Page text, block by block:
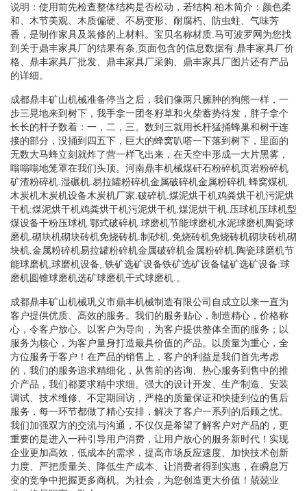
说明：使用前先检查整体结构是否松动，若结构.柏木简介：颜色柔
和、木节美观、木质偏硬、不易变形、耐腐朽、防虫蛀、气味芳
香，是制作家具及装修的上材料。宝贝名称材质.马可波罗网为您找
到关于鼎丰家具厂的结果有条,页面包含的信息数据有:鼎丰家具厂价
格、鼎丰家具厂批发、鼎丰家具厂采购、鼎丰家具厂图片还有产品
的详细。
成都鼎丰矿山机械准备停当之后，我们像两只臃肿的狗熊一样，一
步三晃地来到树下，我手拿一团冬籽草和火柴蓄势待发，胖子拿个
长长的杆子数着：一，二，三。数到三就用长杆猛捅蜂巢和树干连
接的部分，没捅到四五下，巨大的蜂窝叭嗒一下落到树下，里面的
无数大马蜂立刻就炸了营一样飞出来，在天空中形成一大片黑雾，
嗡嗡嗡地笼罩在我们头顶。河南鼎丰机械煤矸石粉碎机页岩粉碎机
矿渣粉碎机.湿碾机.易拉罐粉碎机金属破碎机金属粉碎机.蜂窝煤机.
木炭机木炭机设备木炭机厂家.破碎机.煤泥烘干机鸡粪烘干机污泥烘
干机:煤泥烘干机鸡粪烘干机污泥烘干机:煤泥烘干机.压球机压球机型
煤设备干粉压球机.鄂式破碎机.球磨机节能球磨机水泥球磨机陶瓷球
磨机.砌块机砌块砖机免烧砖机.制砂机.免烧砖机免烧砖机砌块砖机砌
块机.金属粉碎机易拉罐粉碎机金属破碎机金属粉碎机.陶瓷球磨机节
能球磨机,球磨机设备,.铁矿选矿设备铁矿选矿设备锰矿选矿设备:球
磨机圆锥球磨机选矿球磨机干式球磨机.。
成都鼎丰矿山机械巩义市鼎丰机械制造有限公司自成立以来一直为
客户提供优质、高效的服务。我们的服务贴心，制造精心，价格称
心，令客户放心。以客户为导向，为客户提供整体全面的服务；以
服务为核心，为客户量身打造最具价值的产品。以质量为重心，全
方位服务于客户！在产品的销售上，客户的利益是我们首先考虑
的，我们的服务追求精细化，从售前的咨询、热心服务到售中的推
介产品，我们都要求精中求细。强大的设计开发、生产制造、安装
调试、技术维修、不定期回访，严格的质量保证和快捷到位的售后
服务，每一环节都做了精心安排，解决了客户一系列的后顾之忧。
我们加强双方的交流与沟通，不仅仅是希望了解客户对产品的，更
重要的是进入一种引导用户消费，让用户放心的服务新时代！实现
企业更加高效，低成本的需求，提高市场反应速度、加快技术创新
力度、严把质量关、降低生产成本、让消费者得到实惠，在瞬息万
变的竞争中把握更多商机。为社会，为您创造更大价值！兢兢业